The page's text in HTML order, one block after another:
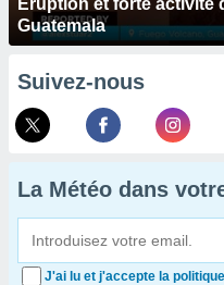
Éruption et forte activité
Guatemala
Suivez-nous
La Météo dans
J'ai lu et j'accepte la